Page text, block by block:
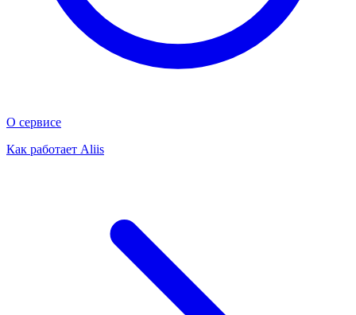
О сервисе
Как работает Aliis